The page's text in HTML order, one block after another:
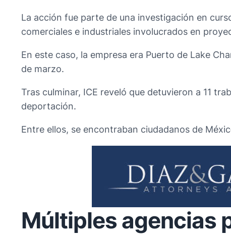
La acción fue parte de una investigación en
comerciales e industriales involucrados en
En este caso, la empresa era Puerto de Lake
de marzo.
Tras culminar, ICE reveló que detuvieron a 11
deportación.
Entre ellos, se encontraban ciudadanos de
Múltiples agencias